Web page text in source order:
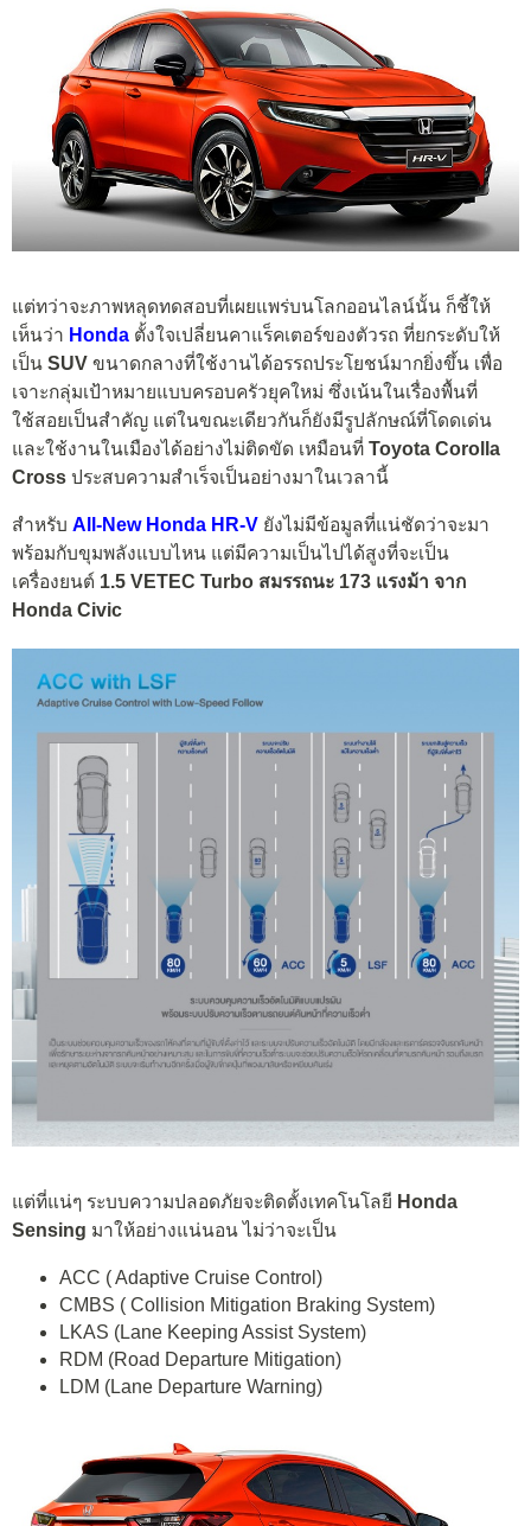
แต่ทว่าจะภาพหลุดทดสอบที่เผยแพร่บนโลกออนไลน์นั้น ก็ชี้ให้
เห็นว่า Honda ตั้งใจเปลี่ยนคาแร็คเตอร์ของตัวรถ ที่ยกระดับให้
เป็น SUV ขนาดกลางที่ใช้งานได้อรรถประโยชน์มากยิ่งขึ้น เพื่อ
เจาะกลุ่มเป้าหมายแบบครอบครัวยุคใหม่ ซึ่งเน้นในเรื่องพื้นที่
ใช้สอยเป็นสำคัญ แต่ในขณะเดียวกันก็ยังมีรูปลักษณ์ที่โดดเด่น
และใช้งานในเมืองได้อย่างไม่ติดขัด เหมือนที่ Toyota Corolla
Cross ประสบความสำเร็จเป็นอย่างมาในเวลานี้
สำหรับ All-New Honda HR-V ยังไม่มีข้อมูลที่แน่ชัดว่าจะมา
พร้อมกับขุมพลังแบบไหน แต่มีความเป็นไปได้สูงที่จะเป็น
เครื่องยนต์ 1.5 VETEC Turbo สมรรถนะ 173 แรงม้า จาก
Honda Civic
แต่ที่แน่ๆ ระบบความปลอดภัยจะติดตั้งเทคโนโลยี Honda
Sensing มาให้อย่างแน่นอน ไม่ว่าจะเป็น
ACC ( Adaptive Cruise Control)
CMBS ( Collision Mitigation Braking System)
LKAS (Lane Keeping Assist System)
RDM (Road Departure Mitigation)
LDM (Lane Departure Warning)